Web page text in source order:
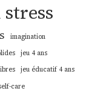
imagination
jeu 4 ans
jeu éducatif 4 ans
care